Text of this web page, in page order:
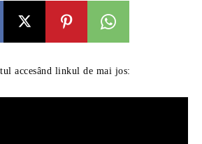
accesând linkul de mai jos: